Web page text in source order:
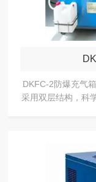
DKFC-2防爆充气
采用双层结构，科